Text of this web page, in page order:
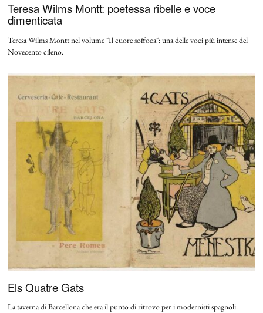
Teresa Wilms Montt: poetessa ribelle e voce
dimenticata
Teresa Wilms Montt nel volume "Il cuore soffoca": una delle voci più intense del
Novecento cileno.
Els Quatre Gats
La taverna di Barcellona che era il punto di ritrovo per i modernisti spagnoli.